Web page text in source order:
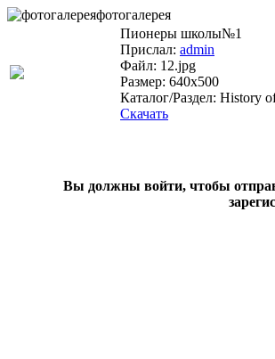
фотогалерея
Пионеры школы№1
Прислал: admin
Файл: 12.jpg
Размер: 640x500
Каталог/Раздел: History
Скачать
Вы должны войти, чтобы